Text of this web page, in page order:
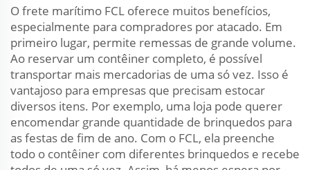
O frete marítimo FCL oferece muitos benefícios,
especialmente para compradores por atacado. Em
primeiro lugar, permite remessas de grande volume.
Ao reservar um contêiner completo, é possível
transportar mais mercadorias de uma só vez. Isso é
vantajoso para empresas que precisam estocar
diversos itens. Por exemplo, uma loja pode querer
encomendar grande quantidade de brinquedos para
as festas de fim de ano. Com o FCL, ela preenche
todo o contêiner com diferentes brinquedos e recebe